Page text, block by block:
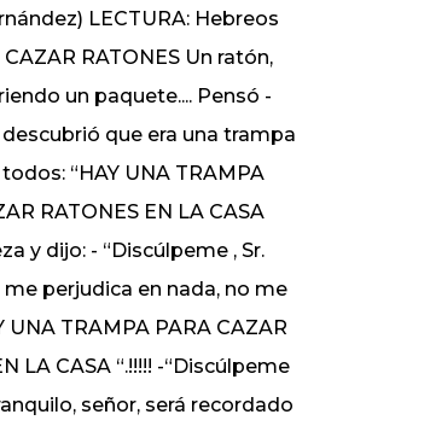
LECTURA: Hebreos
RATONES Un ratón,
un paquete.... Pensó -
que era una trampa
“HAY UNA TRAMPA
RATONES EN LA CASA
y dijo: - “Discúlpeme , Sr.
perjudica en nada, no me
TRAMPA PARA CAZAR
LA CASA “.!!!!! -“Discúlpeme
señor, será recordado